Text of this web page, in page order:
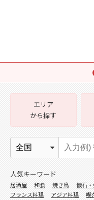
エリア
から探す
人気キーワード
居酒屋 和食 焼き鳥 懐石
フランス料理
アジア料理 喫